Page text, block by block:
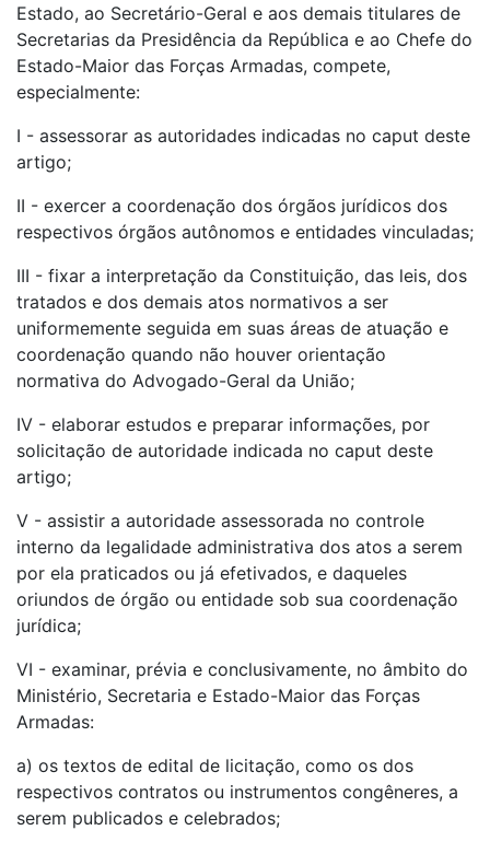
Estado, ao Secretário-Geral e aos demais titulares de
Secretarias da Presidência da República e ao Chefe do
Estado-Maior das Forças Armadas, compete,
especialmente:
I - assessorar as autoridades indicadas no caput deste
artigo;
II - exercer a coordenação dos órgãos jurídicos dos
respectivos órgãos autônomos e entidades vinculadas;
III - fixar a interpretação da Constituição, das leis, dos
tratados e dos demais atos normativos a ser
uniformemente seguida em suas áreas de atuação e
coordenação quando não houver orientação
normativa do Advogado-Geral da União;
IV - elaborar estudos e preparar informações, por
solicitação de autoridade indicada no caput deste
artigo;
V - assistir a autoridade assessorada no controle
interno da legalidade administrativa dos atos a serem
por ela praticados ou já efetivados, e daqueles
oriundos de órgão ou entidade sob sua coordenação
jurídica;
VI - examinar, prévia e conclusivamente, no âmbito do
Ministério, Secretaria e Estado-Maior das Forças
Armadas:
a) os textos de edital de licitação, como os dos
respectivos contratos ou instrumentos congêneres, a
serem publicados e celebrados;